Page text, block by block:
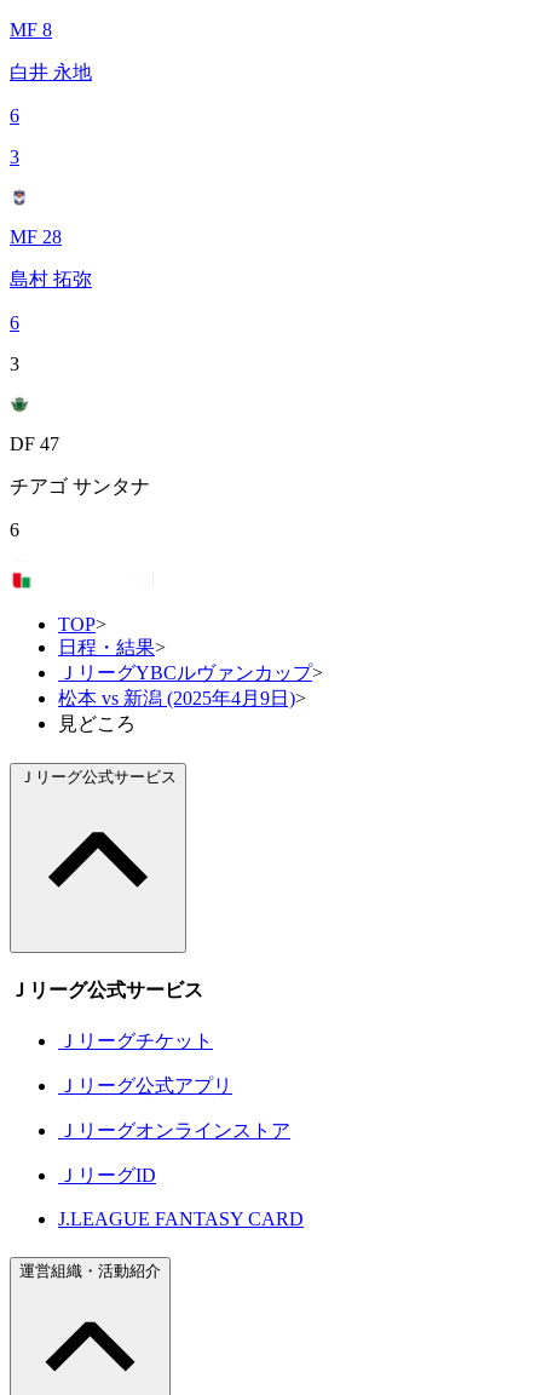
MF 8
白井 永地
6
3
MF 28
島村 拓弥
6
3
DF 47
チアゴ サンタナ
6
TOP>
日程・結果>
ＪリーグYBCルヴァンカップ>
松本 vs 新潟 (2025年4月9日)>
見どころ
Ｊリーグ公式サービス
Ｊリーグ公式サービス
Ｊリーグチケット
Ｊリーグ公式アプリ
Ｊリーグオンラインストア
ＪリーグID
J.LEAGUE FANTASY CARD
運営組織・活動紹介